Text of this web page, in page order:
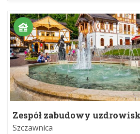
Zespół zabudowy
Szczawnica